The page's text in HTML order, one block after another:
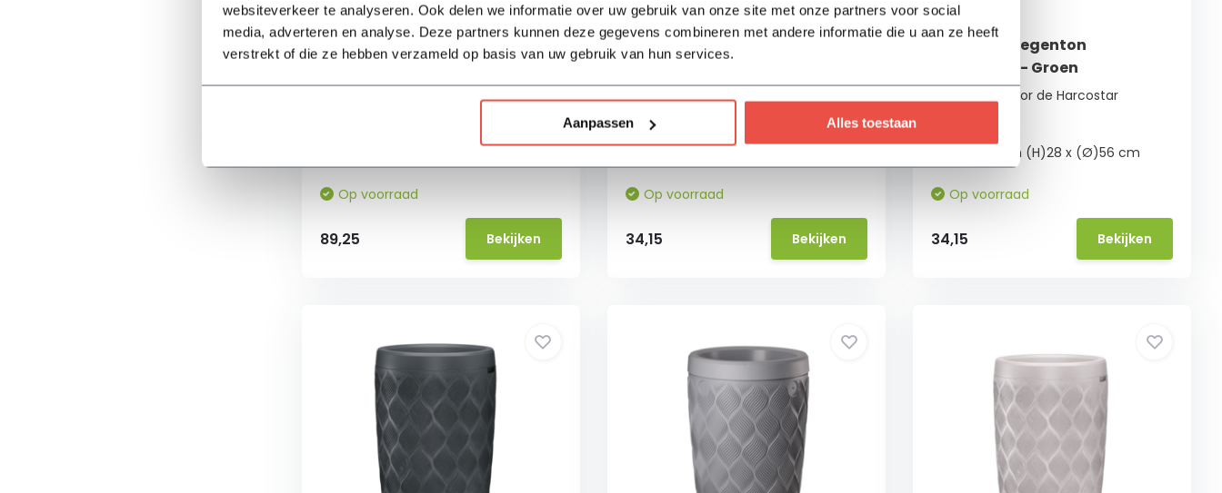
websiteverkeer te analyseren. Ook delen we informatie over uw gebruik van onze site met onze partners voor social
media, adverteren en analyse. Deze partners kunnen deze gegevens combineren met andere informatie die u aan ze heeft
verstrekt of die ze hebben verzameld op basis van uw gebruik van hun services.
Aanpassen Alles toestaan
Harcostar regenton compleet
Op voorraad
89,25 Bekijken
Harcostar regenton
✓ Geschikt voor de Harcostar
regentonnen
✓ Zwart
Op voorraad
34,15 Bekijken
Harcostar regenton
standaard - Groen
✓ Geschikt voor de Harcostar
✓ Afmetingen (H)28 x (Ø)56 cm
Op voorraad
34,15 Bekijken